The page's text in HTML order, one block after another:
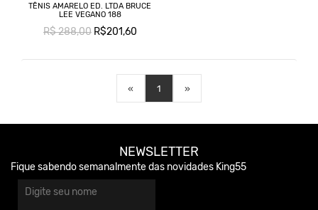
TÊNIS AMARELO ED. LTDA BRUCE
LEE VEGANO 188
R$ 288,00R$201,60
« 1 »
NEWSLETTER
Fique sabendo semanalmente das novidades King55